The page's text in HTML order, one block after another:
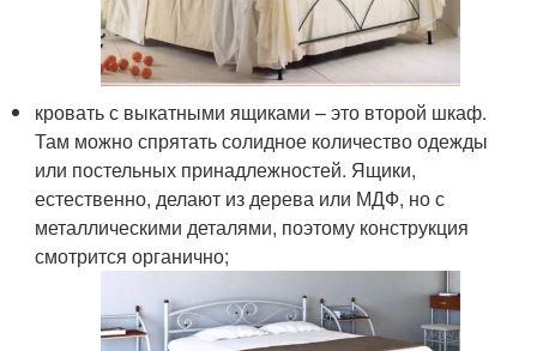
кровать с выкатными ящиками – это второй шкаф.
Там можно спрятать солидное количество одежды
или постельных принадлежностей. Ящики,
естественно, делают из дерева или МДФ, но с
металлическими деталями, поэтому конструкция
смотрится органично;